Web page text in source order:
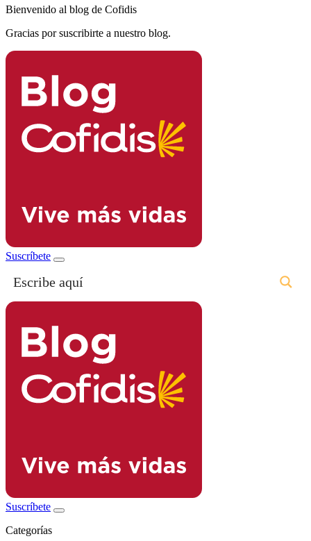
Bienvenido al blog de Cofidis
Gracias por suscribirte a nuestro blog.
Suscríbete
Suscríbete
Categorías